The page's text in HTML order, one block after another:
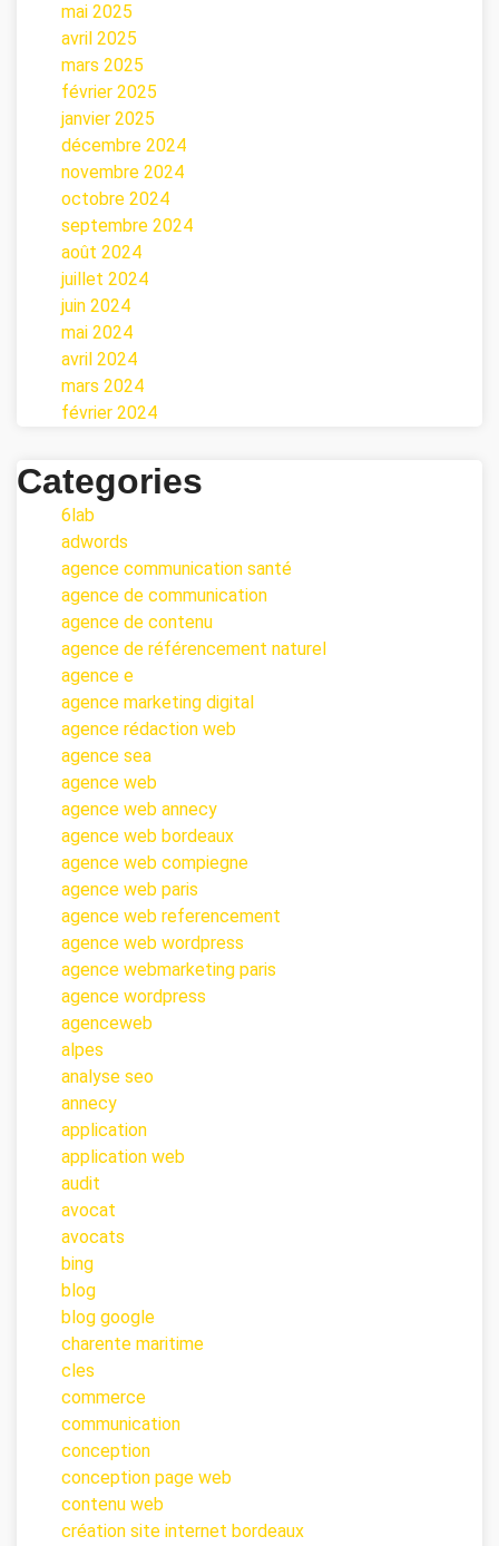
mai 2025
avril 2025
mars 2025
février 2025
janvier 2025
décembre 2024
novembre 2024
octobre 2024
septembre 2024
août 2024
juillet 2024
juin 2024
mai 2024
avril 2024
mars 2024
février 2024
Categories
6lab
adwords
agence communication santé
agence de communication
agence de contenu
agence de référencement naturel
agence e
agence marketing digital
agence rédaction web
agence sea
agence web
agence web annecy
agence web bordeaux
agence web compiegne
agence web paris
agence web referencement
agence web wordpress
agence webmarketing paris
agence wordpress
agenceweb
alpes
analyse seo
annecy
application
application web
audit
avocat
avocats
bing
blog
blog google
charente maritime
cles
commerce
communication
conception
conception page web
contenu web
création site internet bordeaux